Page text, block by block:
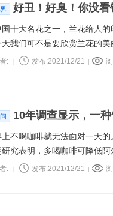
好丑！好臭！你没
十大名花之一，兰花给人
我们可不是要欣赏兰花的
: 发布:2021/12/21
10年调查显示，一
不喝咖啡就无法面对一天
究表明，多喝咖啡可降低
活方式研究”的一部分，伊
: 发布:2021/12/21